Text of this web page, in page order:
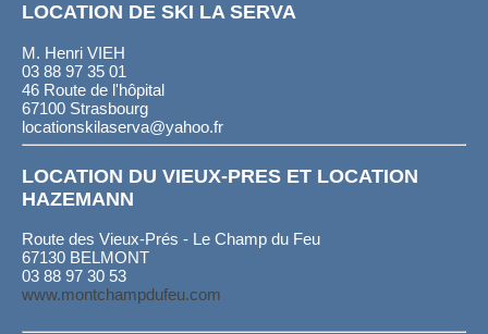
LOCATION DE SKI LA SERVA
M. Henri VIEH
03 88 97 35 01
46 Route de l'hôpital
67100 Strasbourg
locationskilaserva@yahoo.fr
LOCATION DU VIEUX-PRES ET LOCATION
HAZEMANN
Route des Vieux-Prés - Le Champ du Feu
67130 BELMONT
03 88 97 30 53
www.montchampdufeu.com